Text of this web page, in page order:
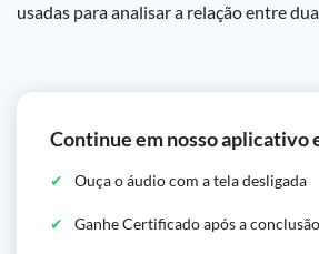
usadas para analisar a relação entre
Continue em nosso aplicativo
Ouça o áudio com a tela desligada
Ganhe Certificado após a conclusão